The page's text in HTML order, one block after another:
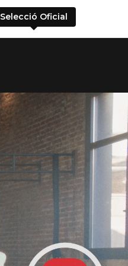
Selecció Oficial